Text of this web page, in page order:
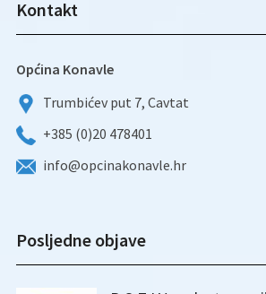
Kontakt
Općina Konavle
Trumbićev put 7, Cavtat
+385 (0)20 478401
info@opcinakonavle.hr
Posljedne objave